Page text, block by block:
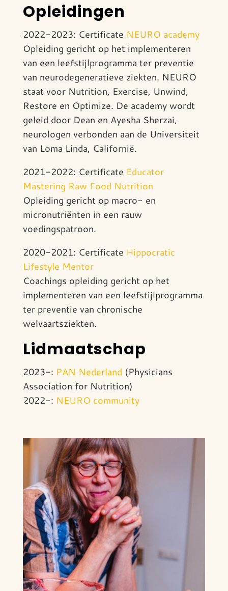
Opleidingen
2022-2023: Certificate NEURO academy
Opleiding gericht op het implementeren
van een leefstijlprogramma ter preventie
van neuro­­degeneratieve ziekten. NEURO
staat voor Nutrition, Exercise, Unwind,
Restore en Optimize. De academy wordt
geleid door Dean en Ayesha Sherzai,
neurologen verbonden aan de Universiteit
van Loma Linda, Californië.
2021-2022: Certificate Educator
Mastering Raw Food Nutrition
Opleiding gericht op macro- en
micronutriënten in een rauw
voedingspatroon.
2020-2021: Certificate Hippocratic
Lifestyle Mentor
Coachings opleiding gericht op het
implementeren van een leefstijlprogramma
ter preventie van chronische
welvaartsziekten.
Lidmaatschap
2023-: PAN Nederland (Physicians
Association for Nutrition)
2022-: NEURO community